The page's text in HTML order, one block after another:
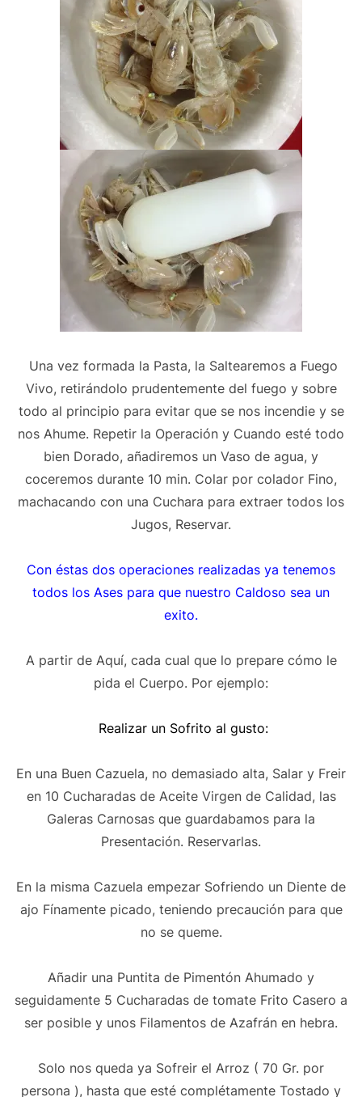
Una vez formada la Pasta, la Saltearemos a Fuego
Vivo, retirándolo prudentemente del fuego y sobre
todo al principio para evitar que se nos incendie y se
nos Ahume. Repetir la Operación y Cuando esté todo
bien Dorado, añadiremos un Vaso de agua, y
coceremos durante 10 min. Colar por colador Fino,
machacando con una Cuchara para extraer todos los
Jugos, Reservar.
Con éstas dos operaciones realizadas ya tenemos
todos los Ases para que nuestro Caldoso sea un
exito.
A partir de Aquí, cada cual que lo prepare cómo le
pida el Cuerpo. Por ejemplo:
Realizar un Sofrito al gusto:
En una Buen Cazuela, no demasiado alta, Salar y Freir
en 10 Cucharadas de Aceite Virgen de Calidad, las
Galeras Carnosas que guardabamos para la
Presentación. Reservarlas.
En la misma Cazuela empezar Sofriendo un Diente de
ajo Fínamente picado, teniendo precaución para que
no se queme.
Añadir una Puntita de Pimentón Ahumado y
seguidamente 5 Cucharadas de tomate Frito Casero a
ser posible y unos Filamentos de Azafrán en hebra.
Solo nos queda ya Sofreir el Arroz ( 70 Gr. por
persona ), hasta que esté complétamente Tostado y